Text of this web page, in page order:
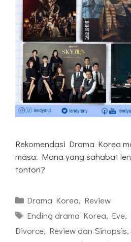
Rekomendasi Drama Korea
masa. Mana yang sahabat
tonton?
Kategori
Drama Korea, Review
Tag
Ending drama Korea, Eve,
Divorce, Review dan Sinopsis,